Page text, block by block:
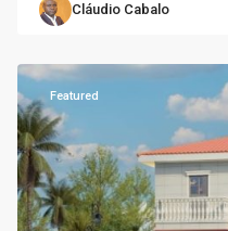
Cláudio Cabalo
Talatona,
Featured